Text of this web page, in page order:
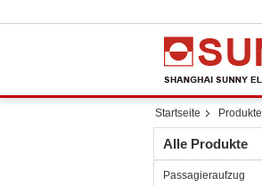
Startseite Produkte
Alle Produkte
Passagieraufzug